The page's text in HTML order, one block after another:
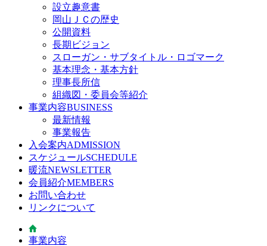
設立趣意書
岡山ＪＣの歴史
公開資料
長期ビジョン
スローガン・サブタイトル・ロゴマーク
基本理念・基本方針
理事長所信
組織図・委員会等紹介
事業内容BUSINESS
最新情報
事業報告
入会案内ADMISSION
スケジュールSCHEDULE
暖流NEWSLETTER
会員紹介MEMBERS
お問い合わせ
リンクについて
事業内容